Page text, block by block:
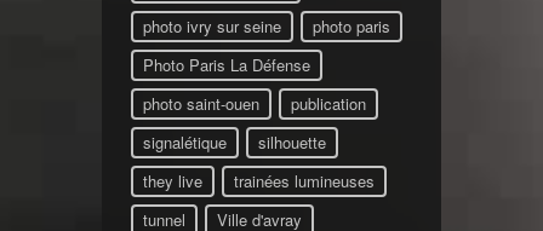
photo ivry sur seine
photo paris
Photo Paris La Défense
photo saint-ouen
publication
signalétique
silhouette
they live
trainées lumineuses
tunnel
Ville d'avray